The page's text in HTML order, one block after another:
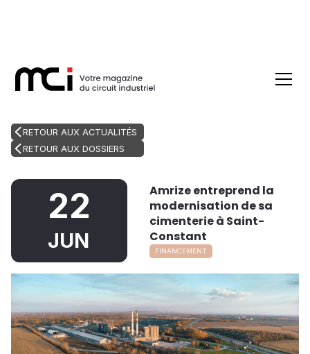
RETOUR AUX ACTUALITÉS
RETOUR AUX DOSSIERS
22
JUN
Amrize entreprend la
modernisation de sa
cimenterie à Saint-
Constant
FINANCEMENT